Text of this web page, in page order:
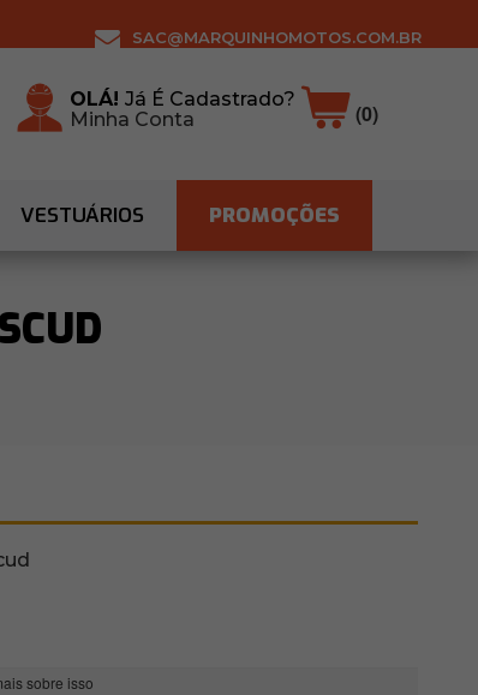
SAC@MARQUINHOMOTOS.COM.BR
OLÁ!Já É Cadastrado?
Minha Conta
(0)
VESTUÁRIOS PROMOÇÕES
sobre isso